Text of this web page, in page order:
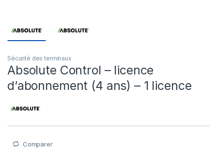
Sécurité des terminaux
Absolute Control – licence
d’abonnement (4 ans) – 1 licence
Comparer